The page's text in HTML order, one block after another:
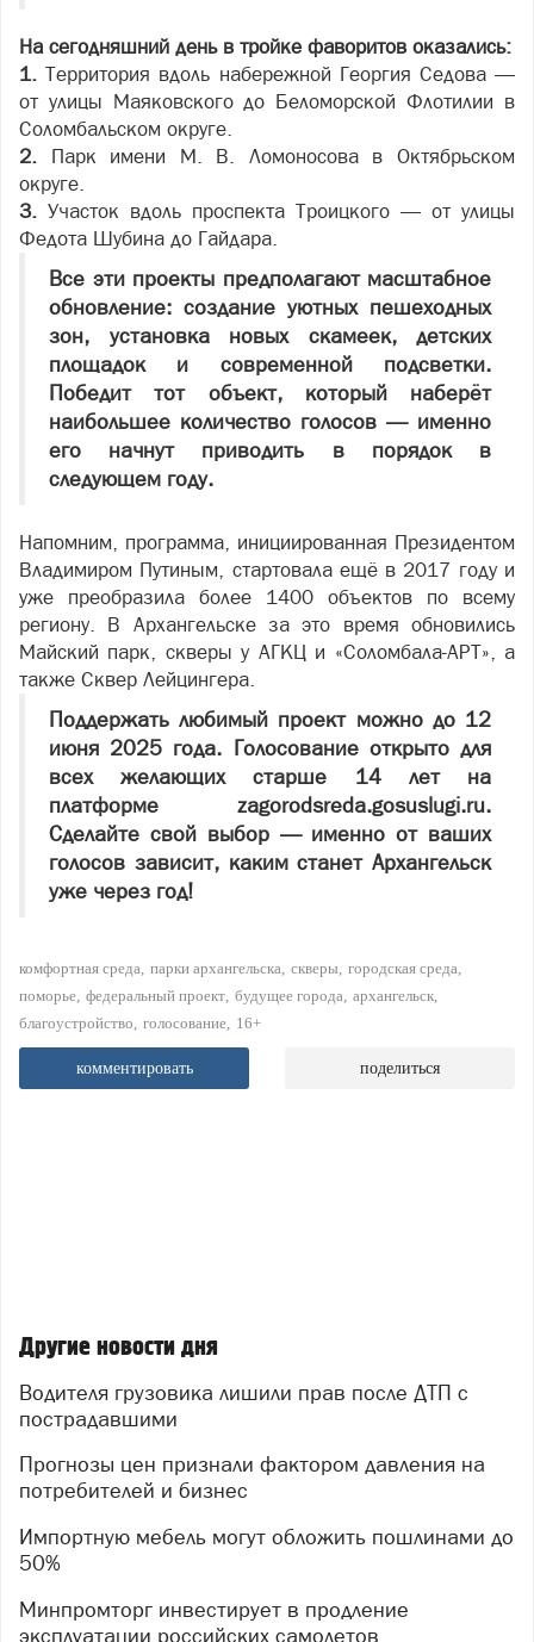
На сегодняшний день в тройке фаворитов оказались:
1. Территория вдоль набережной Георгия Седова —
от улицы Маяковского до Беломорской Флотилии в
Соломбальском округе.
2.
Парк имени М. В. Ломоносова в Октябрьском
округе.
3. Участок вдоль проспекта Троицкого — от улицы
Федота Шубина до Гайдара.
Все эти проекты предполагают масштабное
обновление: создание уютных пешеходных
зон, установка новых скамеек, детских
площадок и современной подсветки.
Победит тот объект, который наберёт
наибольшее количество голосов — именно
его начнут приводить в порядок в
следующем году.
Напомним, программа, инициированная Президентом
Владимиром Путиным, стартовала ещё в 2017 году и
уже преобразила более 1400 объектов по всему
региону. В Архангельске за это время обновились
Майский парк, скверы у АГКЦ и «Соломбала-АРТ», а
также Сквер Лейцингера.
Поддержать любимый проект можно до 12
июня 2025 года. Голосование открыто для
всех желающих старше 14 лет на
платформе zagorodsreda.gosuslugi.ru.
Сделайте свой выбор — именно от ваших
голосов зависит, каким станет Архангельск
уже через год!
комфортная среда парки архангельска скверы городская среда
поморье федеральный проект будущее города архангельск
благоустройство голосование 16+
комментировать поделиться
Другие новости дня
Водителя грузовика лишили прав после ДТП с
пострадавшими
Прогнозы цен признали фактором давления на
потребителей и бизнес
Импортную мебель могут обложить пошлинами до
50%
Минпромторг инвестирует в продление
эксплуатации российских самолетов